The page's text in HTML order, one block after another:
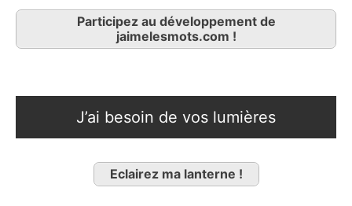
Participez au développement de
jaimelesmots.com !
J’ai besoin de vos lumières
Eclairez ma lanterne !